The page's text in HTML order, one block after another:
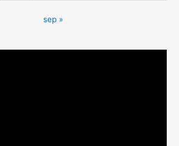
sep »